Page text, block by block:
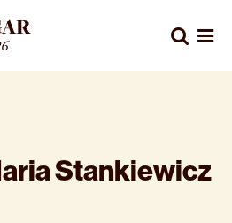
Leita
Stankiewicz